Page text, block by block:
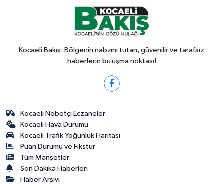
Kocaeli Bakış: Bölgenin nabzını tutan, güvenilir ve tarafsız
haberlerin buluşma noktası!
Kocaeli Nöbetçi Eczaneler
Kocaeli Hava Durumu
Kocaeli Trafik Yoğunluk Haritası
Puan Durumu ve Fikstür
Tüm Manşetler
Son Dakika Haberleri
Haber Arşivi